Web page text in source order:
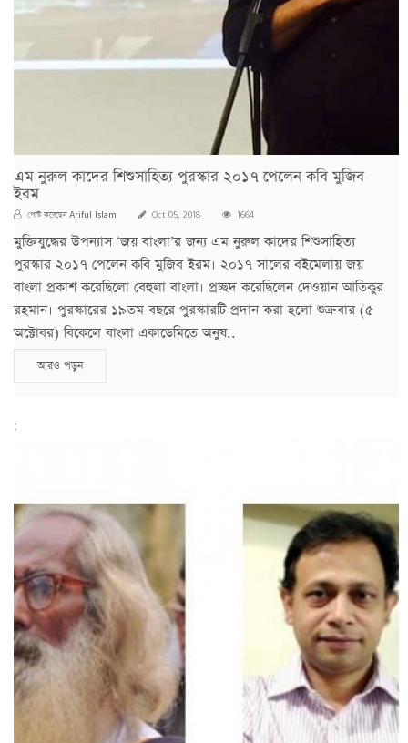
এম নুরুল কাদের শিশুসাহিত্য পুরস্কার ২০১৭ পেলেন কবি মুজিব
ইরম
পোস্ট করেছেনAriful Islam Oct 05, 2018 1664
মুক্তিযুদ্ধের উপন্যাস ‘জয় বাংলা’র জন্য এম নুরুল কাদের শিশুসাহিত্য
পুরস্কার ২০১৭ পেলেন কবি মুজিব ইরম। ২০১৭ সালের বইমেলায় জয়
বাংলা প্রকাশ করেছিলো বেহুলা বাংলা। প্রচ্ছদ করেছিলেন দেওয়ান আতিকুর
রহমান। পুরস্কারের ১৯তম বছরে পুরস্কারটি প্রদান করা হলো শুক্রবার (৫
অক্টোবর) বিকেলে বাংলা একাডেমিতে অনুষ..
আরও পড়ুন
;